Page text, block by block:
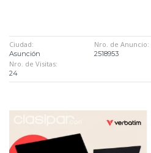
Ciudad:
Asunción
Nro. de Anuncio:
2518953
Nro. de Visitas:
24